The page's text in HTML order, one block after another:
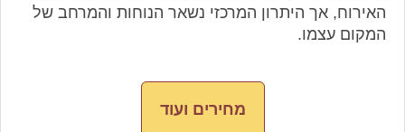
האירוח, אך היתרון המרכזי נשאר הנוחות והמרחב של
המקום עצמו.
מחירים ועוד